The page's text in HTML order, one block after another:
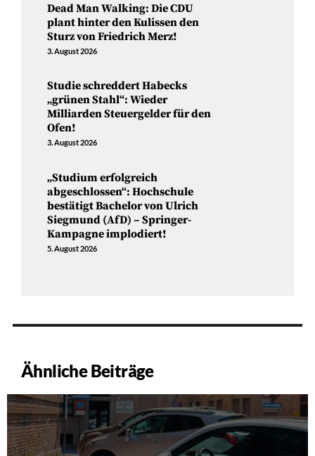
Dead Man Walking: Die CDU
plant hinter den Kulissen den
Sturz von Friedrich Merz!
3. August 2026
Studie schreddert Habecks
„grünen Stahl“: Wieder
Milliarden Steuergelder für den
Ofen!
3. August 2026
„Studium erfolgreich
abgeschlossen“: Hochschule
bestätigt Bachelor von Ulrich
Siegmund (AfD) – Springer-
Kampagne implodiert!
5. August 2026
Ähnliche Beiträge